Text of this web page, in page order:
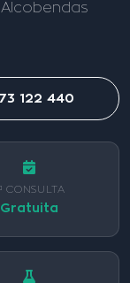
122 440
CONSULTA
Gratuita